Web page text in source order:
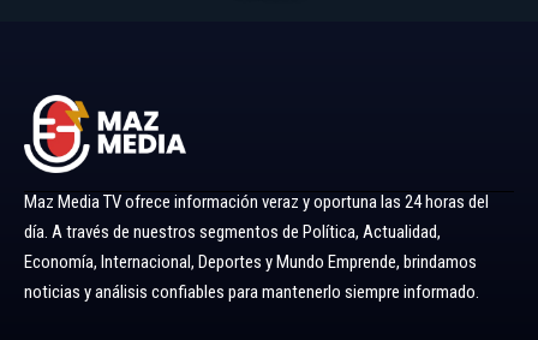
Maz Media TV ofrece información veraz y oportuna las 24 horas del
día. A través de nuestros segmentos de Política, Actualidad,
Economía, Internacional, Deportes y Mundo Emprende, brindamos
noticias y análisis confiables para mantenerlo siempre informado.